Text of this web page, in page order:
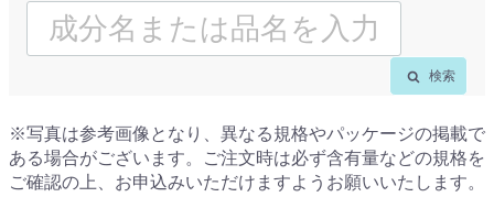
検索
※写真は参考画像となり、異なる規格やパッケージの掲載で
ある場合がございます。ご注文時は必ず含有量などの規格を
ご確認の上、お申込みいただけますようお願いいたします。